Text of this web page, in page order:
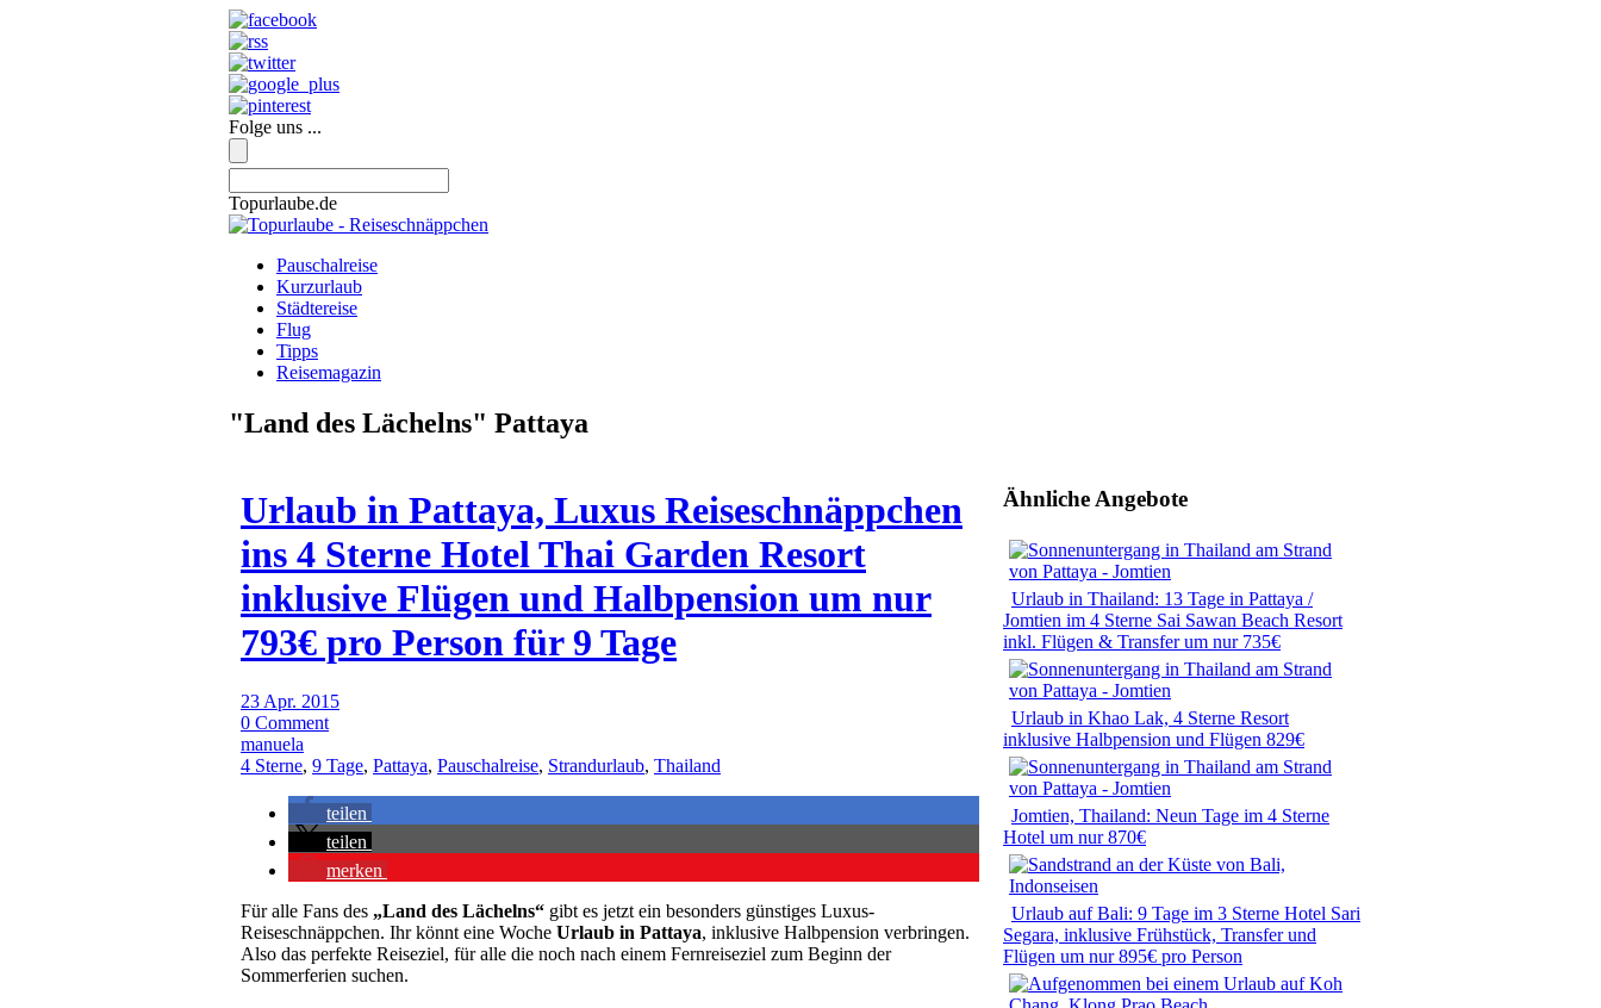
Folge uns ...
Topurlaube.de
Pauschalreise
Kurzurlaub
Städtereise
Flug
Tipps
Reisemagazin
"Land des Lächelns" Pattaya
Urlaub in Pattaya, Luxus Reiseschnäppchen
ins 4 Sterne Hotel Thai Garden Resort
inklusive Flügen und Halbpension um nur
793€ pro Person für 9 Tage
23 Apr. 2015
0 Comment
manuela
4 Sterne, 9 Tage, Pattaya, Pauschalreise, Strandurlaub, Thailand
teilen
teilen
merken
Für alle Fans des „Land des Lächelns“ gibt es jetzt ein besonders günstiges Luxus-
Reiseschnäppchen. Ihr könnt eine Woche Urlaub in Pattaya, inklusive Halbpension verbringen.
Also das perfekte Reiseziel, für alle die noch nach einem Fernreiseziel zum Beginn der
Sommerferien suchen.
Ähnliche Angebote
Urlaub in Thailand: 13 Tage in Pattaya /
Jomtien im 4 Sterne Sai Sawan Beach Resort
inkl. Flügen & Transfer um nur 735€
Urlaub in Khao Lak, 4 Sterne Resort
inklusive Halbpension und Flügen 829€
Jomtien, Thailand: Neun Tage im 4 Sterne
Hotel um nur 870€
Urlaub auf Bali: 9 Tage im 3 Sterne Hotel Sari
Segara, inklusive Frühstück, Transfer und
Flügen um nur 895€ pro Person